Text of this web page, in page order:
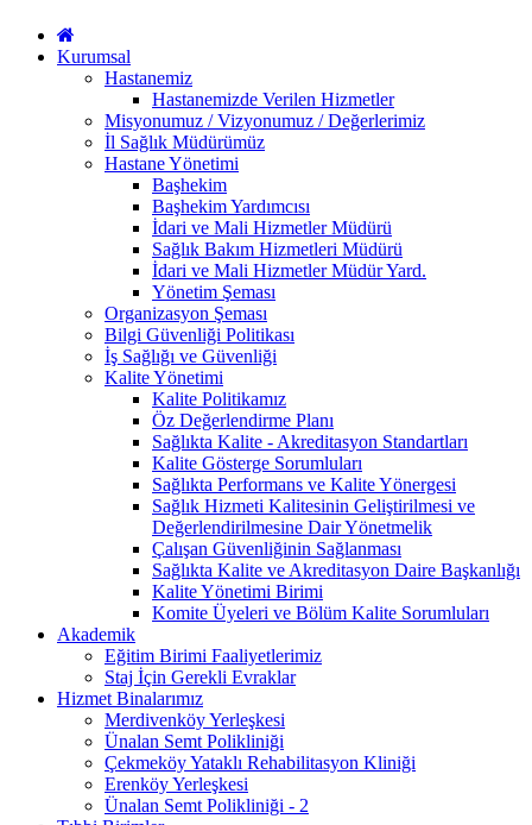
Kurumsal
Hastanemiz
Hastanemizde Verilen Hizmetler
Misyonumuz / Vizyonumuz / Değerlerimiz
İl Sağlık Müdürümüz
Hastane Yönetimi
Başhekim
Başhekim Yardımcısı
İdari ve Mali Hizmetler Müdürü
Sağlık Bakım Hizmetleri Müdürü
İdari ve Mali Hizmetler Müdür Yard.
Yönetim Şeması
Organizasyon Şeması
Bilgi Güvenliği Politikası
İş Sağlığı ve Güvenliği
Kalite Yönetimi
Kalite Politikamız
Öz Değerlendirme Planı
Sağlıkta Kalite - Akreditasyon Standartları
Kalite Gösterge Sorumluları
Sağlıkta Performans ve Kalite Yönergesi
Sağlık Hizmeti Kalitesinin Geliştirilmesi ve
Değerlendirilmesine Dair Yönetmelik
Çalışan Güvenliğinin Sağlanması
Sağlıkta Kalite ve Akreditasyon Daire Başkanlığı
Kalite Yönetimi Birimi
Komite Üyeleri ve Bölüm Kalite Sorumluları
Akademik
Eğitim Birimi Faaliyetlerimiz
Staj İçin Gerekli Evraklar
Hizmet Binalarımız
Merdivenköy Yerleşkesi
Ünalan Semt Polikliniği
Çekmeköy Yataklı Rehabilitasyon Kliniği
Erenköy Yerleşkesi
Ünalan Semt Polikliniği - 2